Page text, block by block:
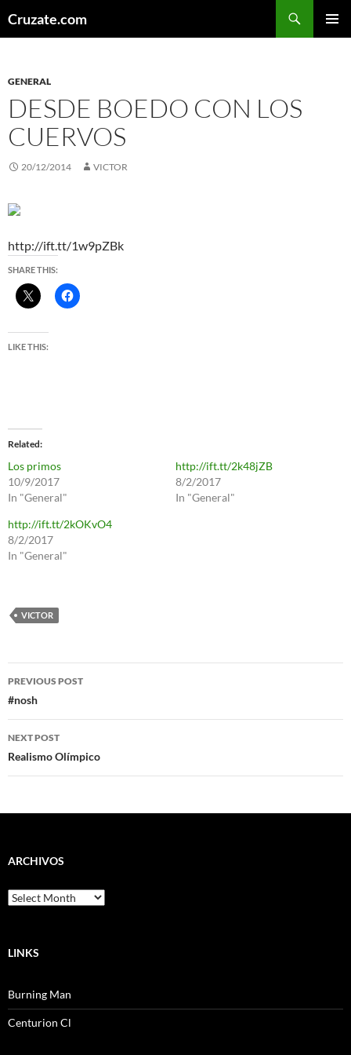
toCruzate.com
GENERAL
DESDE BOEDO CON LOS
CUERVOS
20/12/2014 VICTOR
http://ift.tt/1w9pZBk
SHARE THIS:
LIKE THIS:
Related
Los primos
10/9/2017
In "General"
http://ift.tt/2k48jZB
8/2/2017
In "General"
http://ift.tt/2kOKvO4
8/2/2017
In "General"
VICTOR
Post
navigation
PREVIOUS POST
#nosh
NEXT POST
Realismo Olímpico
ARCHIVOS
Archivos
LINKS
Burning Man
Centurion Cl